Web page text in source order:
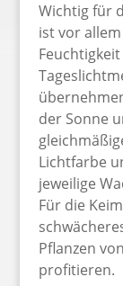
Wichtig für
ist vor
der Sonne
Lichtfarbe
jeweilige
Für die
Pflanzen
profitieren.